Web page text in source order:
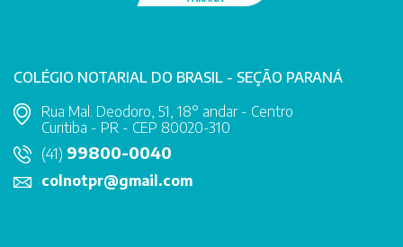
COLÉGIO NOTARIAL DO BRASIL - SEÇÃO PARANÁ
Rua Mal. Deodoro, 51, 18° andar - Centro
Curitiba - PR - CEP 80020-310
(41) 99800-0040
colnotpr@gmail.com